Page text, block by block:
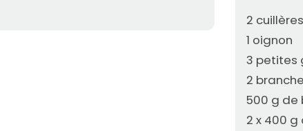
2
1 oignon
3 petites
2
500 g de
2 x 400